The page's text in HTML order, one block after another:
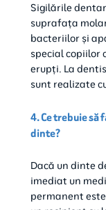
Sigilările
suprafața
bacteriilor și
special copiilor
erupți. La
sunt realizate
4. Ce trebuie să
dinte?
Dacă un dinte
imediat un
permanent